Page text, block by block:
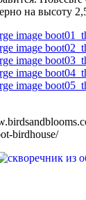
на высоту
birdhouse/